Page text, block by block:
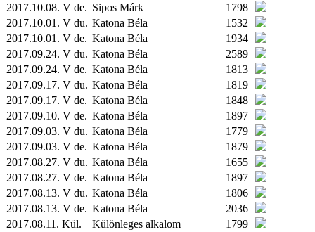
2017.10.08. V de. Sipos Márk
1798
2017.10.01. V du. Katona Béla
1532
2017.10.01. V de. Katona Béla
1934
2017.09.24. V du. Katona Béla
2589
2017.09.24. V de. Katona Béla
1813
2017.09.17. V du. Katona Béla
1819
2017.09.17. V de. Katona Béla
1848
2017.09.10. V de. Katona Béla
1897
2017.09.03. V du. Katona Béla
1779
2017.09.03. V de. Katona Béla
1879
2017.08.27. V du. Katona Béla
1655
2017.08.27. V de. Katona Béla
1897
2017.08.13. V du. Katona Béla
1806
2017.08.13. V de. Katona Béla
2036
2017.08.11. Kül. Különleges alkalom
1799